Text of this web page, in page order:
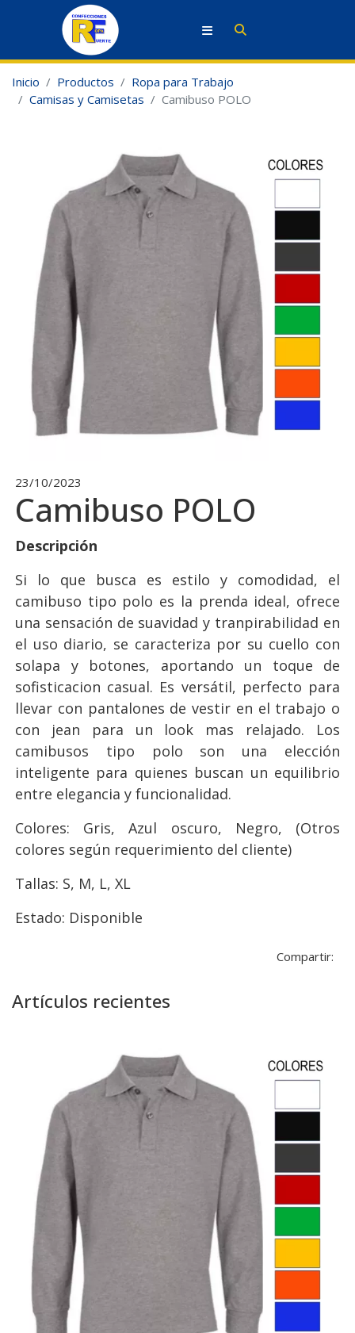
Inicio Productos
Ropa para Trabajo
Camisas y Camisetas
Camibuso POLO
23/10/2023
Camibuso POLO
Descripción
Si lo que busca es estilo y comodidad, el
camibuso tipo polo es la prenda ideal, ofrece
una sensación de suavidad y tranpirabilidad en
el uso diario, se caracteriza por su cuello con
solapa y botones, aportando un toque de
sofisticacion casual. Es versátil, perfecto para
llevar con pantalones de vestir en el trabajo o
con jean para un look mas relajado. Los
camibusos tipo polo son una elección
inteligente para quienes buscan un equilibrio
entre elegancia y funcionalidad.
Colores: Gris, Azul oscuro, Negro, (Otros
colores según requerimiento del cliente)
Tallas: S, M, L, XL
Estado: Disponible
Compartir:
Artículos recientes